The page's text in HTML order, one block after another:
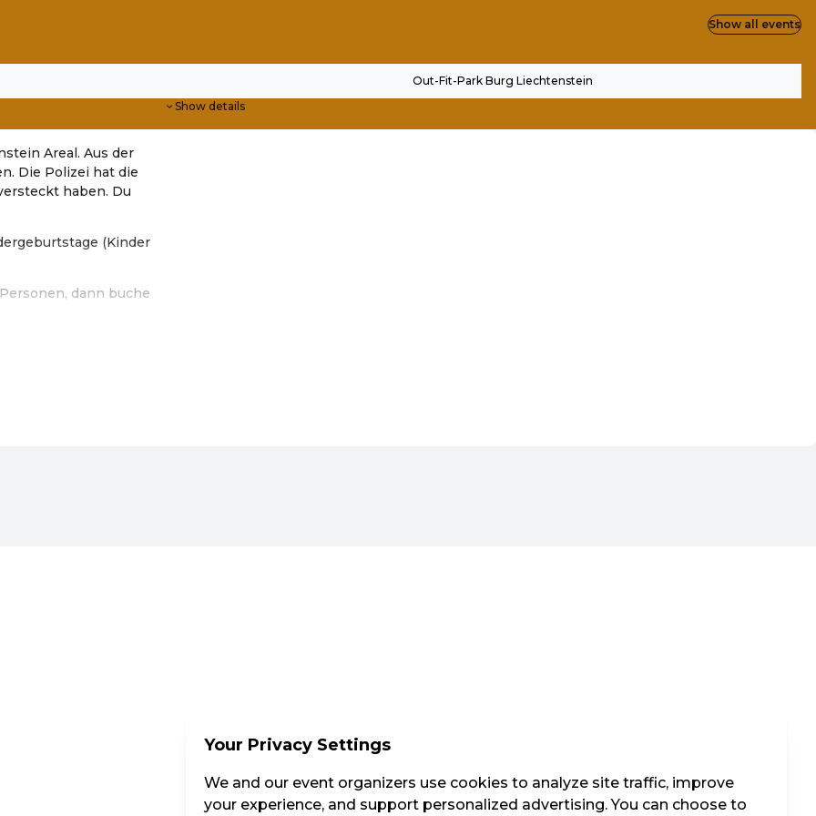
Out-Fit-Park Burg Liechtenstein
Show details
Show all events
Areal. Aus der
Die Polizei hat die
haben. Du
(Kinder
dann buche
Your Privacy Settings
We and our event organizers use cookies to analyze site traffic, improve
your experience, and support personalized advertising. You can choose to